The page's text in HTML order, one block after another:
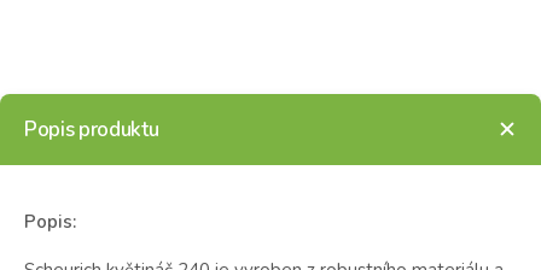
Popis produktu
Popis: